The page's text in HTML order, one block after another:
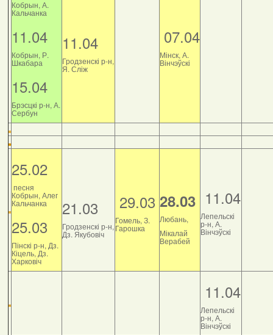
Кобрын, А.
Кальчанка
11.04
Кобрын, Р.
Шкабара
15.04
Брэсцкі р-н, А.
Сербун
11.04
Гродзенскі р-н,
Я. Сліж
07.04
Мінск, А.
Вінчэўскі
25.02
песня
Кобрын, Алег
Кальчанка
25.03
Пінскі р-н, Дз.
Кіцель, Дз.
Харковіч
21.03
Гродзенскі р-н,
Дз. Якубовіч
29.03
Гомель, З.
Гарошка
28.03
Любань,
Мікалай
Верабей
11.04
Лепельскі
р-н, А.
Вінчэўскі
11.04
Лепельскі
р-н, А.
Вінчэўскі